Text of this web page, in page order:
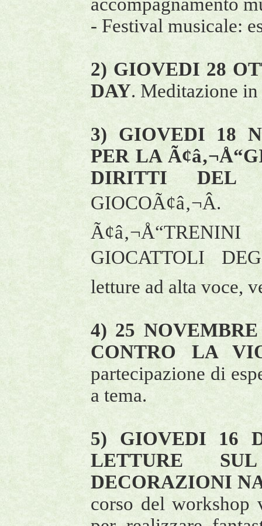
- Festival musicale:
2) GIOVEDI 28
DAY. Meditazione
3) GIOVEDI 18
PER LA
DIRITTI DEL
GIOCATTOLI
letture ad alta voce,
4) 25
CONTRO LA
partecipazione di
a tema.
5) GIOVEDI 16
LETTURE
DECORAZIONI
corso del workshop